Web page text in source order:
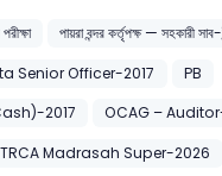
পায়রা বন্দর কর্তৃপক্ষ — সহকারী সাব-
Senior Officer-2017
PB
2017
OCAG –
Madrasah Super-2026